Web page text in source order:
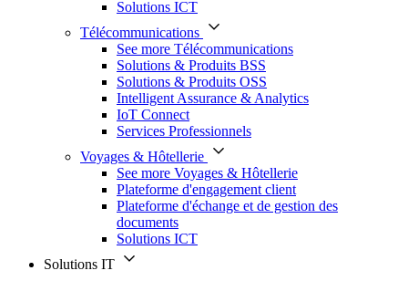
Solutions ICT
Télécommunications
See more Télécommunications
Solutions & Produits BSS
Solutions & Produits OSS
Intelligent Assurance & Analytics
IoT Connect
Services Professionnels
Voyages & Hôtellerie
See more Voyages & Hôtellerie
Plateforme d'engagement client
Plateforme d'échange et de gestion des
documents
Solutions ICT
Solutions IT